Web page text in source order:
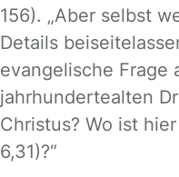
156). „Aber selbst
Details
evangelische Frage
jahrhundertealten
Christus? Wo ist
6,31)?“